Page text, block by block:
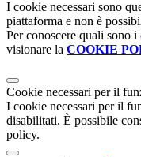
I cookie necessari sono
piattaforma e non è
Per conoscere quali sono
visionare la COOKIE
Cookie necessari per il
I cookie necessari per il
disabilitati. È possibile
policy.